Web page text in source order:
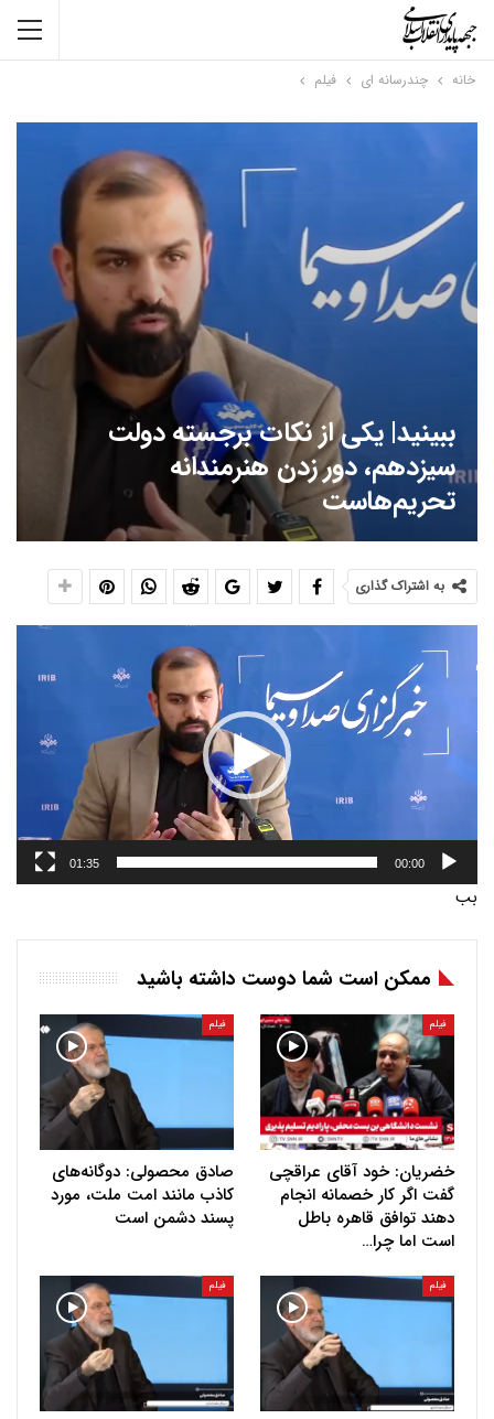
خانه چندرسانه ای فیلم
ببینید| یکی از نکات برجسته دولت
سیزدهم، دور زدن هنرمندانه
تحریم‌هاست
به اشتراک گذاری
ویدیو
00:00
01:35
بب
ممکن است شما دوست داشته باشید
فیلم
خضریان: خود آقای عراقچی
گفت اگر کار خصمانه انجام
دهند توافق قاهره باطل
است اما چرا…
فیلم
صادق محصولی: دوگانه‌های
کاذب مانند امت ملت، مورد
پسند دشمن است
فیلم فیلم